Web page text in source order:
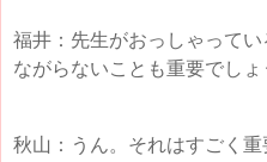
福井：先生がおっしゃって
ながらないことも重要でしょ
秋山：うん。それはすごく